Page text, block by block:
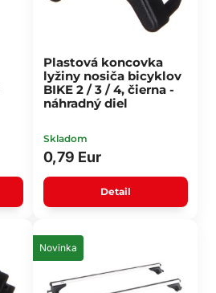
Plastová koncovka
lyžiny nosiča bicyklov
BIKE 2 / 3 / 4, čierna -
náhradný diel
Skladom
0,79 Eur
Detail
Novinka